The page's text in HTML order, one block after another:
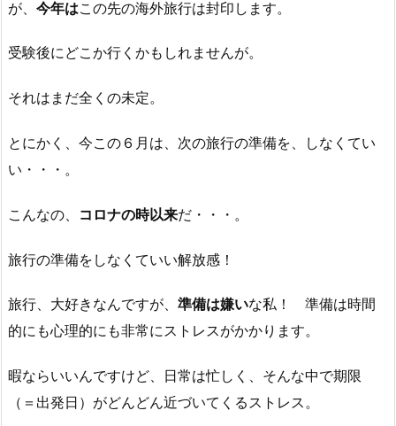
が、 今年はこの先の海外旅行は封印します。
受験後にどこか行くかもしれませんが。
それはまだ全くの未定。
とにかく、今この６月は、次の旅行の準備を、しなくてい
い・・・。
こんなの、 コロナの時以来だ・・・。
旅行の準備をしなくていい解放感！
旅行、大好きなんですが、 準備は嫌いな私！ 準備は時間
的にも心理的にも非常にストレスがかかります。
暇ならいいんですけど、日常は忙しく、そんな中で期限
（＝出発日）がどんどん近づいてくるストレス。